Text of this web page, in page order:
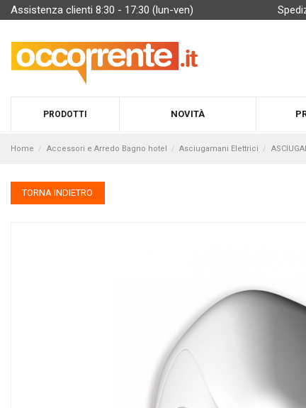
Assistenza clienti 8:30 - 17:30 (lun-ven)
PRODOTTI NOVITÀ
Home Accessori e Arredo Bagno hotel Asciugamani Elettrici
TORNA INDIETRO